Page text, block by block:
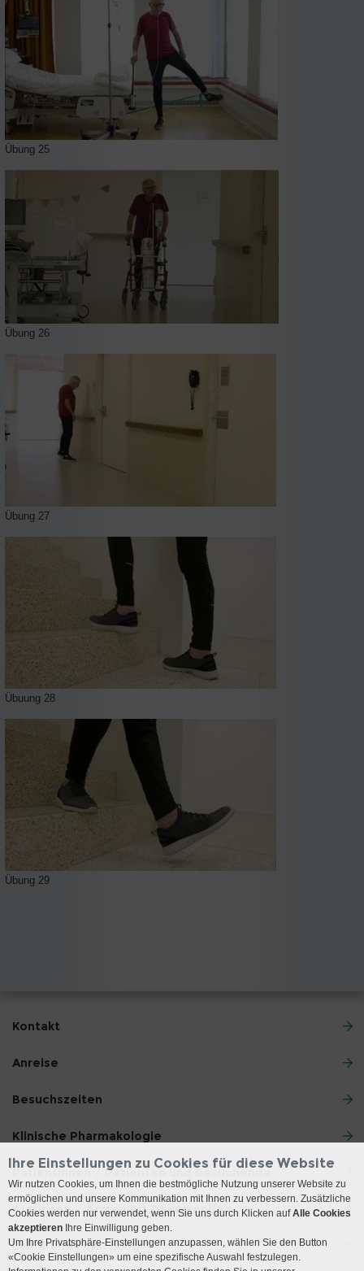
Übung 25
Übung 26
Übung 27
Übuung 28
Übung 29
Kontakt
Anreise
Besuchszeiten
Klinische Pharmakologie
Patientinnen / Patienten und Besuchende
Ärztinnen / Ärzte und Zuweisende
Lehre und Forschung
Ihre Einstellungen zu Cookies für diese Website
Wir nutzen Cookies, um Ihnen die bestmögliche Nutzung unserer Website zu
ermöglichen und unsere Kommunikation mit Ihnen zu verbessern. Zusätzliche
Cookies werden nur verwendet, wenn Sie uns durch Klicken aufAlle Cookies
akzeptieren Ihre Einwilligung geben.
Um Ihre Privatsphäre-Einstellungen anzupassen, wählen Sie den Button
«Cookie Einstellungen» um eine spezifische Auswahl festzulegen.